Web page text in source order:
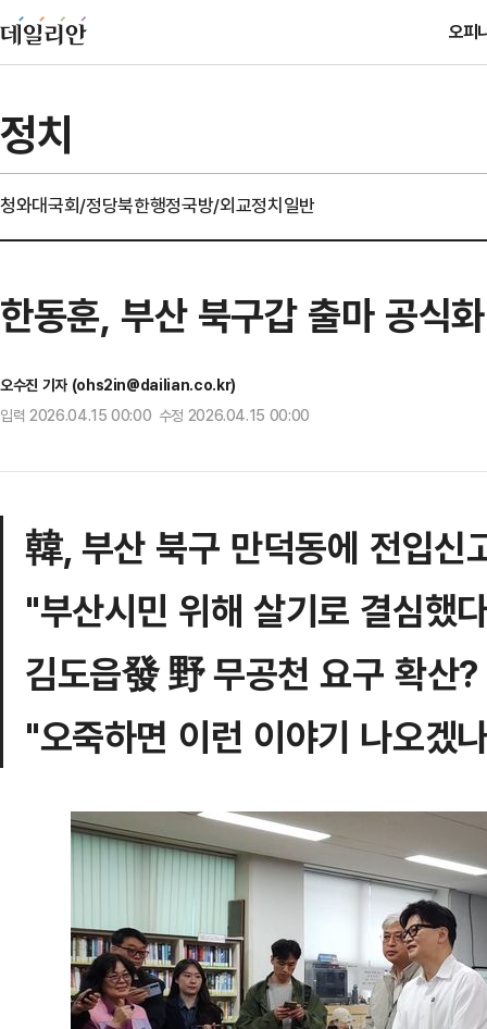
오피
정치
청와대국회/정당북한행정국방/외교정치일반
한동훈, 부산 북구갑 출마 공식
오수진 기자 (ohs2in@dailian.co.kr)
입력 2026.04.15 00:00 수정 2026.04.15 00:00
韓, 부산 북구 만덕동에 전입신
"부산시민 위해 살기로 결심했
김도읍發 野 무공천 요구 확산?
"오죽하면 이런 이야기 나오겠